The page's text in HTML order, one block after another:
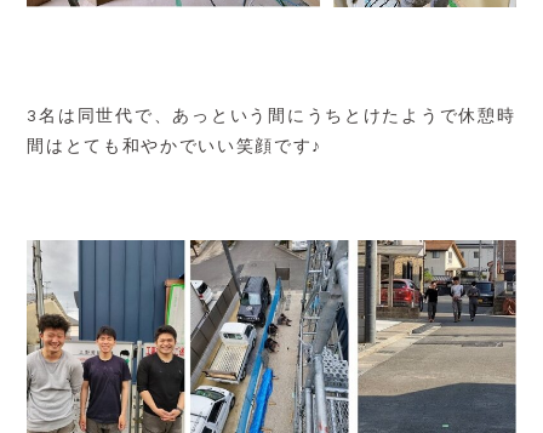
3名は同世代で、あっという間にうちとけたようで休憩時
間はとても和やかでいい笑顔です♪